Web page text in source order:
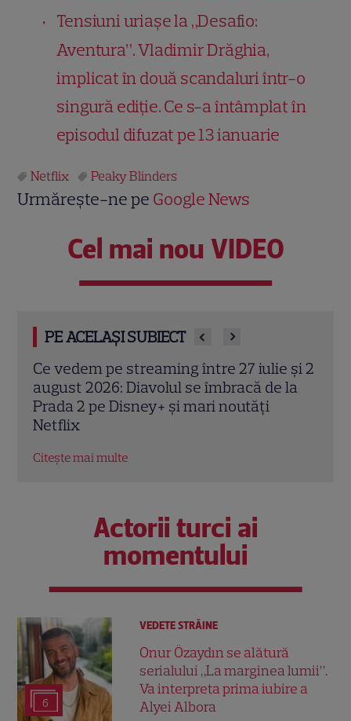
Tensiuni uriașe la „Desafio:
Aventura”. Vladimir Drăghia,
implicat în două scandaluri într-o
singură ediție. Ce s-a întâmplat în
episodul difuzat pe 13 ianuarie
Netflix Peaky Blinders
Urmărește-ne pe Google News
Cel mai nou VIDEO
PE ACELAȘI SUBIECT
Josh Hartnett revine pe Netflix în
thrillerul „Below”! Noutăți majore despre
premiile Emmy și noul serial Dan Brown
Actorii turci ai
momentului
6
VEDETE STRĂINE
Onur Özaydın se alătură
serialului „La marginea lumii”.
Va interpreta prima iubire a
Alyei Albora